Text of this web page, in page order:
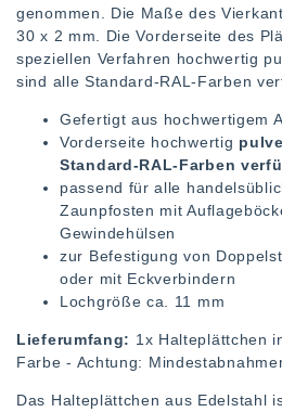
genommen. Die Maße des
30 x 2 mm. Die Vorderseite des
speziellen Verfahren hochwertig
sind alle Standard-RAL-Farben
Gefertigt aus hochwertigem
Vorderseite hochwertig
Standard-RAL-Farben
passend für alle
Zaunpfosten mit
Gewindehülsen
zur Befestigung von
oder mit Eckverbindern
Lochgröße ca. 11 mm
Lieferumfang: 1x Halteplättchen
Farbe - Achtung:
Das Halteplättchen aus Edelstahl